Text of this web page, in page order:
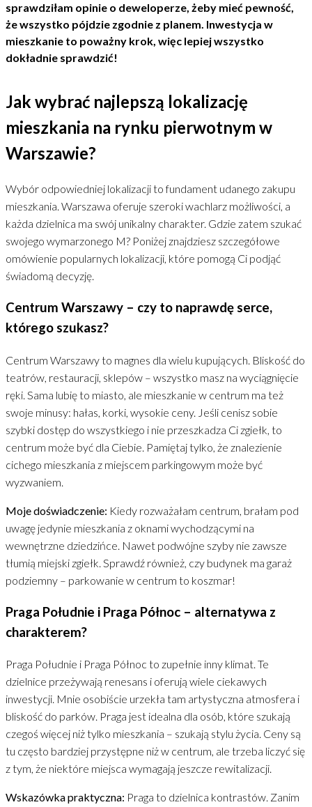
sprawdziłam opinie o deweloperze, żeby mieć pewność,
że wszystko pójdzie zgodnie z planem. Inwestycja w
mieszkanie to poważny krok, więc lepiej wszystko
dokładnie sprawdzić!
Jak wybrać najlepszą lokalizację
mieszkania na rynku pierwotnym w
Warszawie?
Wybór odpowiedniej lokalizacji to fundament udanego zakupu
mieszkania. Warszawa oferuje szeroki wachlarz możliwości, a
każda dzielnica ma swój unikalny charakter. Gdzie zatem szukać
swojego wymarzonego M? Poniżej znajdziesz szczegółowe
omówienie popularnych lokalizacji, które pomogą Ci podjąć
świadomą decyzję.
Centrum Warszawy – czy to naprawdę serce,
którego szukasz?
Centrum Warszawy to magnes dla wielu kupujących. Bliskość do
teatrów, restauracji, sklepów – wszystko masz na wyciągnięcie
ręki. Sama lubię to miasto, ale mieszkanie w centrum ma też
swoje minusy: hałas, korki, wysokie ceny. Jeśli cenisz sobie
szybki dostęp do wszystkiego i nie przeszkadza Ci zgiełk, to
centrum może być dla Ciebie. Pamiętaj tylko, że znalezienie
cichego mieszkania z miejscem parkingowym może być
wyzwaniem.
Moje doświadczenie: Kiedy rozważałam centrum, brałam pod
uwagę jedynie mieszkania z oknami wychodzącymi na
wewnętrzne dziedzińce. Nawet podwójne szyby nie zawsze
tłumią miejski zgiełk. Sprawdź również, czy budynek ma garaż
podziemny – parkowanie w centrum to koszmar!
Praga Południe i Praga Północ – alternatywa z
charakterem?
Praga Południe i Praga Północ to zupełnie inny klimat. Te
dzielnice przeżywają renesans i oferują wiele ciekawych
inwestycji. Mnie osobiście urzekła tam artystyczna atmosfera i
bliskość do parków. Praga jest idealna dla osób, które szukają
czegoś więcej niż tylko mieszkania – szukają stylu życia. Ceny są
tu często bardziej przystępne niż w centrum, ale trzeba liczyć się
z tym, że niektóre miejsca wymagają jeszcze rewitalizacji.
Wskazówka praktyczna: Praga to dzielnica kontrastów. Zanim